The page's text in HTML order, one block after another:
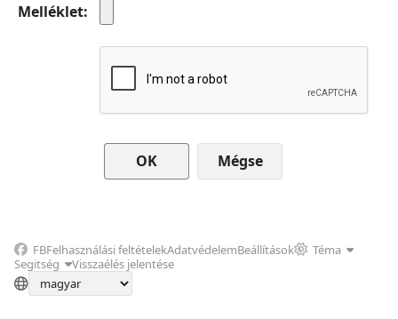
Melléklet
Mégse
FBFelhasználási feltételekAdatvédelemBeállítások
Téma
Segitség
Visszaélés jelentése